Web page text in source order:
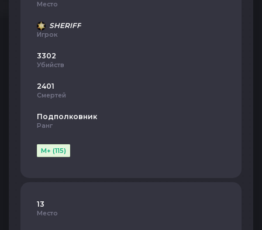
Место
SHERIFF
Игрок
3302
Убийств
2401
Смертей
Подполковник
Ранг
M+ (115)
13
Место